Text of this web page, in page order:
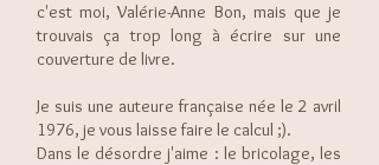
c'est moi, Valérie-Anne Bon, mais que je
trouvais ça trop long à écrire sur une
couverture de livre.
Je suis une auteure française née le 2 avril
1976, je vous laisse faire le calcul ;).
Dans le désordre j'aime : le bricolage, les